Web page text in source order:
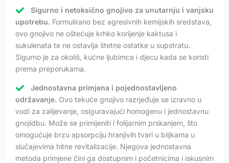
Sigurno i netoksično gnojivo za unutarnju i vanjsku
upotrebu. Formulirano bez agresivnih kemijskih sredstava,
ovo gnojivo ne oštećuje krhko korijenje kaktusa i
sukulenata te ne ostavlja štetne ostatke u supstratu.
Sigurno je za okoliš, kućne ljubimce i djecu kada se koristi
prema preporukama.
Jednostavna primjena i pojednostavljeno
održavanje. Ovo tekuće gnojivo razrjeđuje se izravno u
vodi za zalijevanje, osiguravajući homogenu i jednostavnu
gnojidbu. Može se primijeniti i folijarnim prskanjem, što
omogućuje brzu apsorpciju hranjivih tvari u biljkama u
slučajevima hitne revitalizacije. Njegova jednostavna
metoda primjene čini ga dostupnim i početnicima i iskusnim